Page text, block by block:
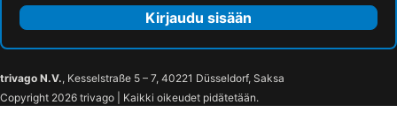
Kirjaudu sisään
trivago N.V., Kesselstraße 5 – 7, 40221 Düsseldorf, Saksa
Copyright 2026 trivago | Kaikki oikeudet pidätetään.